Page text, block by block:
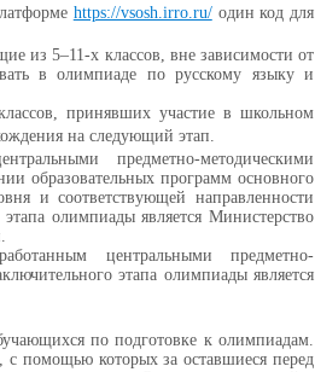
https://vsosh.irro.ru/один код для
из 5–11-х классов, вне зависимости от
в олимпиаде по русскому языку и
принявших участие в школьном
на следующий этап.
предметно-методическими
образовательных программ основного
и соответствующей направленности
олимпиады является Министерство
центральными предметно-
этапа олимпиады является
по подготовке к олимпиадам.
с помощью которых за оставшиеся перед